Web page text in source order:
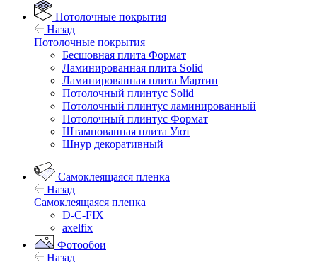
Потолочные покрытия
Назад
Потолочные покрытия
Бесшовная плита Формат
Ламинированная плита Solid
Ламинированная плита Мартин
Потолочный плинтус Solid
Потолочный плинтус ламинированный
Потолочный плинтус Формат
Штампованная плита Уют
Шнур декоративный
Самоклеящаяся пленка
Назад
Самоклеящаяся пленка
D-C-FIX
axelfix
Фотообои
Назад